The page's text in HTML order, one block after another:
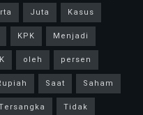
Juta
Kasus
KPK
Menjadi
oleh
persen
Saat
Saham
Tidak